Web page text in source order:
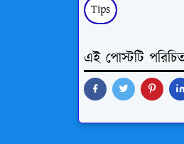
Tips
এই পোস্টটি